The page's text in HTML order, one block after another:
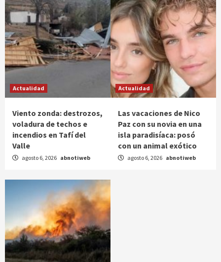
Actualidad
Viento zonda: destrozos,
voladura de techos e
incendios en Tafí del
Valle
agosto 6, 2026 abnotiweb
Actualidad
Las vacaciones de Nico
Paz con su novia en una
isla paradisíaca: posó
con un animal exótico
agosto 6, 2026 abnotiweb